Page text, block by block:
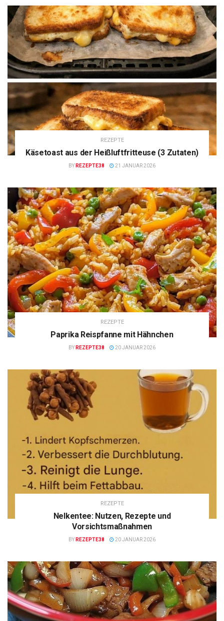
REZEPTE
Käsetoast aus der Heißluftfritteuse (3 Zutaten)
BY REZEPTE38 21 JANUAR 2026
REZEPTE
Paprika Reispfanne mit Hähnchen
BY REZEPTE38 20 JANUAR 2026
REZEPTE
Nelkentee: Nutzen, Rezepte und
Vorsichtsmaßnahmen
BY REZEPTE38 20 JANUAR 2026